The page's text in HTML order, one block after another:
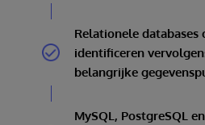
Relationele databases
identificeren
belangrijke
MySQL, PostgreSQL